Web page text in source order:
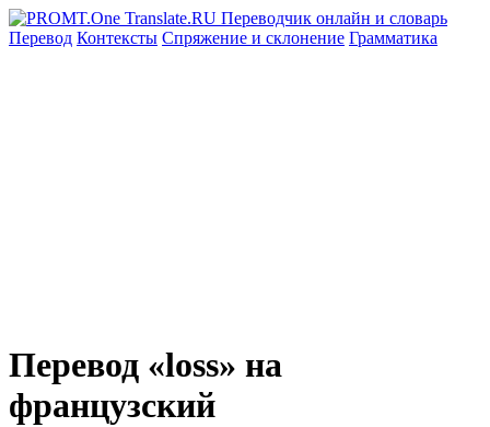
Перевод Контексты Спряжение и склонение Грамматика
Перевод «loss» на
французский